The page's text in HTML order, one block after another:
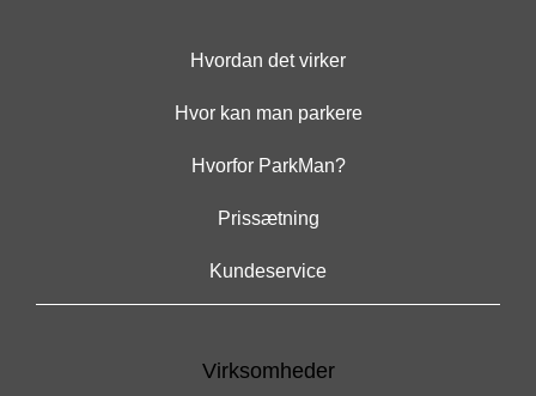
Hvordan det virker
Hvor kan man parkere
Hvorfor ParkMan?
Prissætning
Kundeservice
Virksomheder